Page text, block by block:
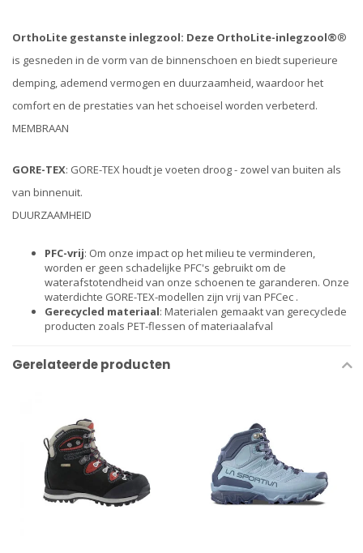
OrthoLite gestanste inlegzool: Deze OrthoLite-inlegzool®®
is gesneden in de vorm van de binnenschoen en biedt superieure
demping, ademend vermogen en duurzaamheid, waardoor het
comfort en de prestaties van het schoeisel worden verbeterd.
MEMBRAAN
GORE-TEX: GORE-TEX houdt je voeten droog - zowel van buiten als
van binnenuit.
DUURZAAMHEID
PFC-vrij: Om onze impact op het milieu te verminderen,
worden er geen schadelijke PFC's gebruikt om de
waterafstotendheid van onze schoenen te garanderen. Onze
waterdichte GORE-TEX-modellen zijn vrij van PFCec .
Gerecycled materiaal: Materialen gemaakt van gerecyclede
producten zoals PET-flessen of materiaalafval
Gerelateerde producten